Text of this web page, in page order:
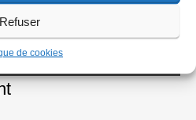
Refuser
de cookies